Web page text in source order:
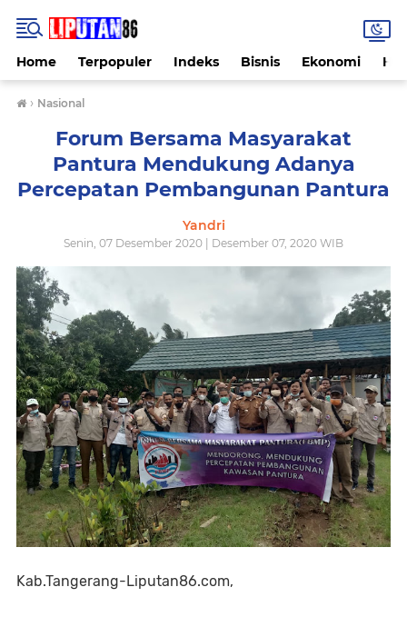
Home Terpopuler Indeks Bisnis Ekonomi
› Nasional
Forum Bersama Masyarakat
Pantura Mendukung Adanya
Percepatan Pembangunan Pantura
Yandri
Senin, 07 Desember 2020 | Desember 07, 2020 WIB
Kab.Tangerang-Liputan86.com,